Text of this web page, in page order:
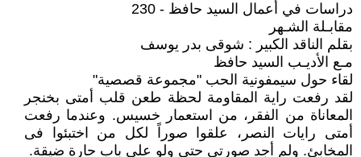
دراسات في أعمال السيد حافظ - 230
مقابـلة الشـهر
بقلم الناقد الكبير : شوقى بدر يوسف
مـع الأديـب السيد حافظ
لقاء حول سيمفونية الحب "مجموعة قصصية"
لقد رفعت راية المقاومة لحظة طعن قلب أمتى بخنجر
المعاناة من الفقر، من استعمار خسيس. وعندما رفعت
أمتى رايات النصر، علقوا صوراً لكل من اختبئوا فى
المخابئ. ولم أجد صورتى حتى ولو على باب حارة ضيقة.